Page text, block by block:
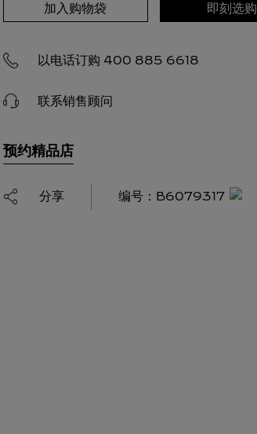
加入购物袋 即刻选购
以电话订购 400 885 6618
联系销售顾问
预约精品店
分享 编号： B6079317